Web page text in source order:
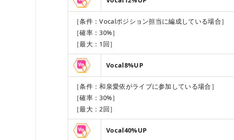
［条件：Vocalポジション担当に編成している場合］
［確率：30%］
［最大：1回］
Vocal8%UP
［条件：和泉愛依がライブに参加している場合］
［確率：30%］
［最大：2回］
Vocal40%UP